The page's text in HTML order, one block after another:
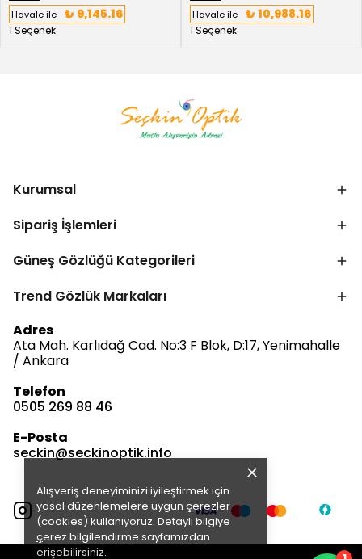
Alışveriş deneyiminizi iyileştirmek için
yasal düzenlemelere uygun çerezler
(cookies) kullanıyoruz. Detaylı bilgiye
çerez bilgilendirme sayfamızdan
erişebilirsiniz.
Havale ile ₺ 9,145.16
1 Seçenek
Havale ile ₺ 10,988.16
1 Seçenek
Kurumsal
Sipariş İşlemleri
Güneş Gözlüğü Kategorileri
Trend Gözlük Markaları
Adres
Ata Mah. Karlıdağ Cad. No:3 F Blok, D:17, Yenimahalle
/ Ankara
Telefon
0505 269 88 46
E-Posta
seckin@seckinoptik.info
Çevrimdışı
E-posta Gönder